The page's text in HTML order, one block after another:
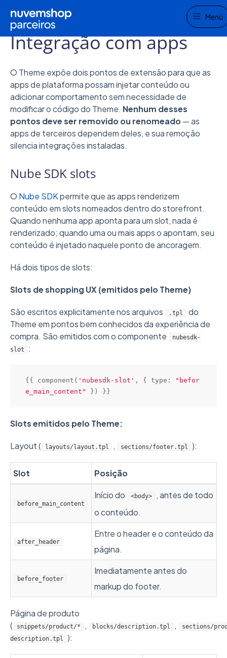
Menú
Home Nosso código Themes baseados em seções
Integração com apps
O Theme expõe dois pontos de extensão para que as
apps de plataforma possam injetar conteúdo ou
adicionar comportamento sem necessidade de
modificar o código do Theme. Nenhum desses
pontos deve ser removido ou renomeado— as
apps de terceiros dependem deles, e sua remoção
silencia integrações instaladas.
Nube SDK slots
O Nube SDKpermite que as apps renderizem
conteúdo em slots nomeados dentro do storefront.
Quando nenhuma app aponta para um slot, nada é
renderizado; quando uma ou mais apps o apontam, seu
conteúdo é injetado naquele ponto de ancoragem.
Há dois tipos de slots:
Slots de shopping UX (emitidos pelo Theme)
São escritos explicitamente nos arquivos .tpl
do
Theme em pontos bem conhecidos da experiência de
compra. São emitidos com o componente
nubesdk-
slot
:
{{ component ( 'nubesdk-slot' , { type:
"befor
e_main_content"
Slots emitidos pelo Theme:
Layout ( layouts/layout.tpl , sections/footer.tpl ):
Slot Posição
before_main_content
Início do <body>
, antes de todo
o conteúdo.
after_header
Entre o header e o conteúdo da
página.
before_footer
Imediatamente antes do
markup do footer.
Página de produto
(
snippets/product/* , blocks/description.tpl ,
sections/
description.tpl
):